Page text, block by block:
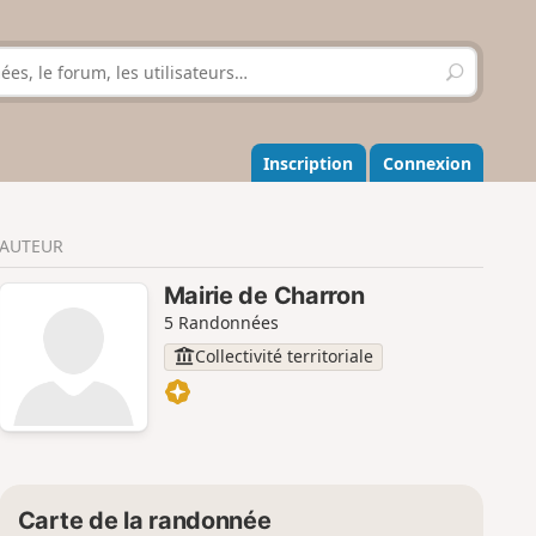
R
e
h
e
r
r
Inscription Connexion
AUTEUR
Mairie de Charron
5 Randonnées
Collectivité territoriale
Carte de la randonnée